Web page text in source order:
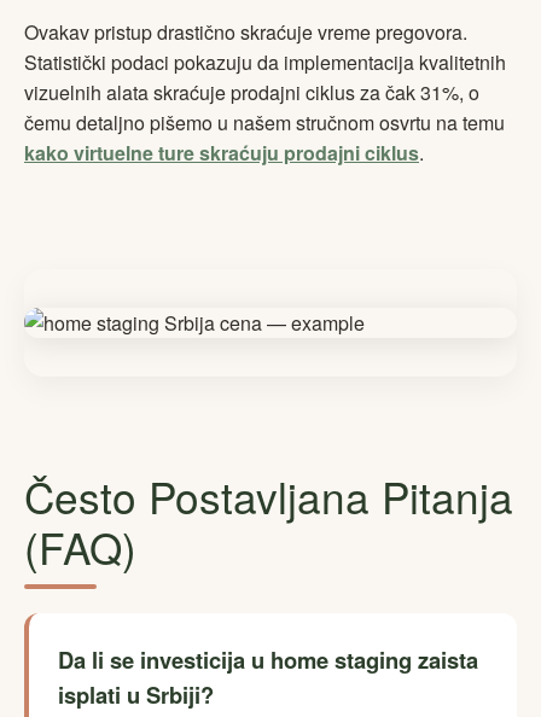
Ovakav pristup drastično skraćuje vreme pregovora.
Statistički podaci pokazuju da implementacija kvalitetnih
vizuelnih alata skraćuje prodajni ciklus za čak 31%, o
čemu detaljno pišemo u našem stručnom osvrtu na temu
kako virtuelne ture skraćuju prodajni ciklus.
Često Postavljana Pitanja
(FAQ)
Da li se investicija u home staging zaista
isplati u Srbiji?